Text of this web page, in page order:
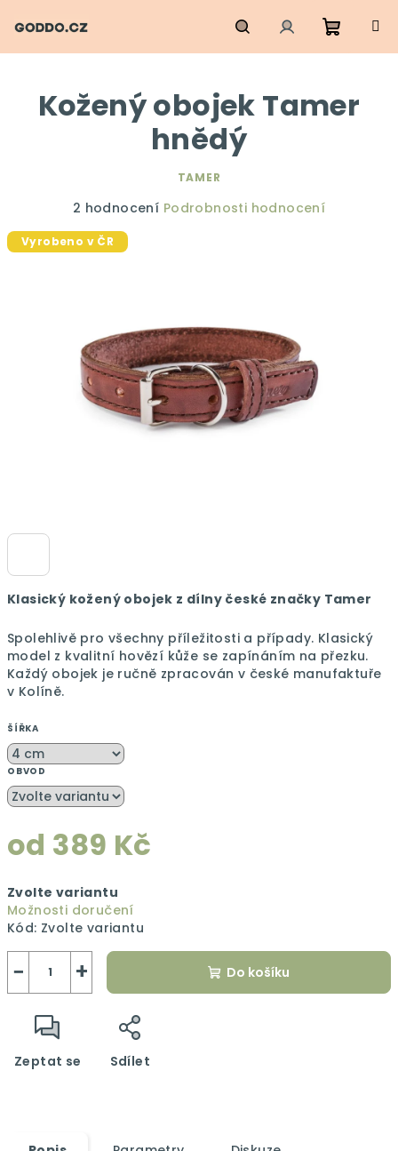
na
HledatPřihlášení
košík
Klasický kožený obojek z dílny české značky Tamer
Spolehlivě pro všechny příležitosti a případy. Klasický
model z kvalitní hovězí kůže se zapínáním na přezku.
Každý obojek je ručně zpracován v české manufaktuře
v Kolíně.
ŠÍŘKA
OBVOD
od 389 Kč
cena:
Zvolte variantu
Možnosti doručení
Kód: Zvolte variantu
+
− Do košíku
Zeptat se Sdílet
Kožený obojek Tamer
hnědý
TAMER
Průměrné
produktu
hvězdiček.
2 hodnocení Podrobnosti hodnocení
Vyrobeno v ČR